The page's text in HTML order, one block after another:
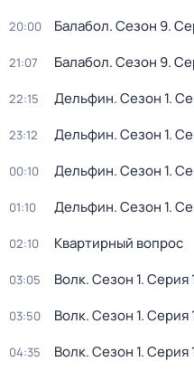
20:00 Балабол. Сезон 9.
21:07 Балабол. Сезон 9.
22:15 Дельфин. Сезон 1.
23:12 Дельфин. Сезон 1.
00:10 Дельфин. Сезон 1.
01:10 Дельфин. Сезон 1.
02:10 Квартирный вопрос
03:05 Волк. Сезон 1. Серия
03:50 Волк. Сезон 1. Серия
04:35 Волк. Сезон 1. Серия